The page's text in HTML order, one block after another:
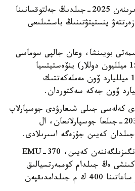
جوبا 2022-جىلدىڭ ساۋىرىنەن 2025-جىلدىڭ جەلتوقسانىنا
ينستيتۋتىنىڭ باسشىلىعى
بويىنشا، وعان جالپى سوماسى
22,5 ميلليارد ۆون (15,23 ميلليون دوللار) ينۆەستيتسيا
سالىندى، ونىڭ ىشىندە 18 ميلليارد ۆون مەملەكەتتىك
كەلەسى جىلى شىعارۋدى جوسپارلاپ
وتىر، سىناقتان وتكىزۋ 2030-جىلعا جوسپارلانعان، ال
كوممەرتسيالىق قىزمەتكە ەنگىزىلگەننەن كەيىن، EMU-370
ەڭ جىلدام كوممەرتسيالىق
پويىزعا اينالادى، ول قازىر ساعاتىنا 400 ك م جىلدامدىقپەن